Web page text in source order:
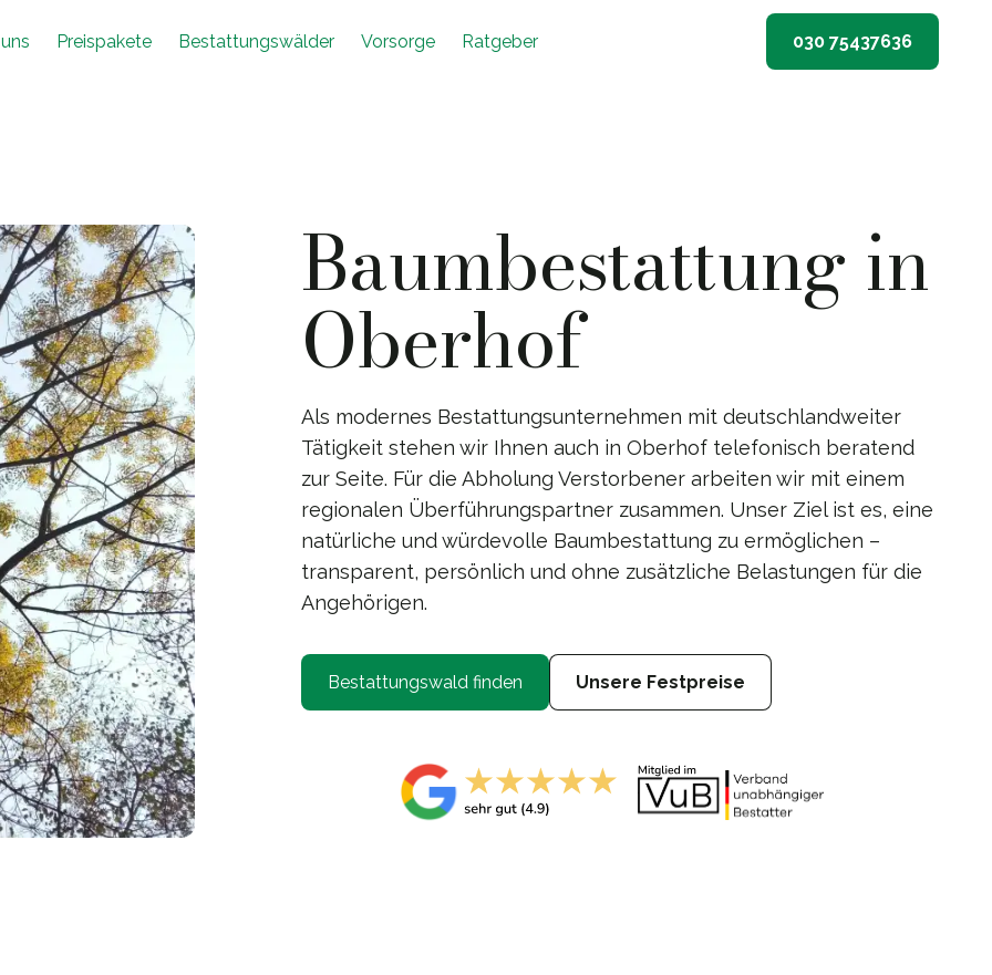
Preispakete Bestattungswälder Vorsorge Ratgeber 030 75437636
Baumbestattung in
Oberhof
Als modernes Bestattungsunternehmen mit deutschlandweiter
Tätigkeit stehen wir Ihnen auch in Oberhof telefonisch beratend
zur Seite. Für die Abholung Verstorbener arbeiten wir mit einem
regionalen Überführungspartner zusammen. Unser Ziel ist es, eine
natürliche und würdevolle Baumbestattung zu ermöglichen –
transparent, persönlich und ohne zusätzliche Belastungen für die
Angehörigen.
Bestattungswald finden Unsere Festpreise